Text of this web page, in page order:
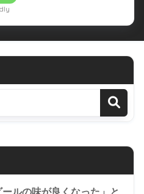
ルの味が良くなった」と